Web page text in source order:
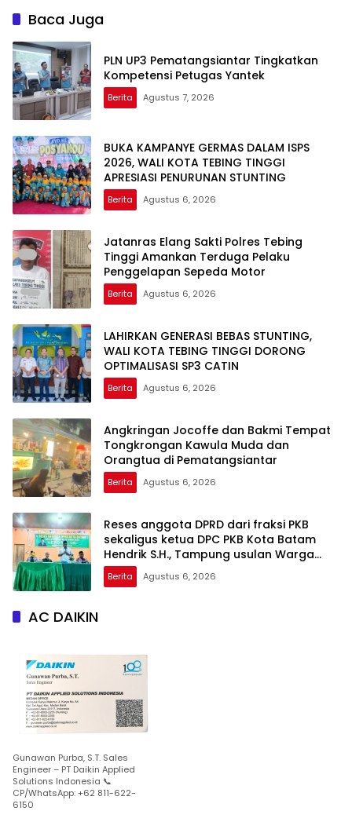
Baca Juga
PLN UP3 Pematangsiantar Tingkatkan
Kompetensi Petugas Yantek
Berita Agustus 7, 2026
BUKA KAMPANYE GERMAS DALAM ISPS
2026, WALI KOTA TEBING TINGGI
APRESIASI PENURUNAN STUNTING
Berita Agustus 6, 2026
Jatanras Elang Sakti Polres Tebing
Tinggi Amankan Terduga Pelaku
Penggelapan Sepeda Motor
Berita Agustus 6, 2026
LAHIRKAN GENERASI BEBAS STUNTING,
WALI KOTA TEBING TINGGI DORONG
OPTIMALISASI SP3 CATIN
Berita Agustus 6, 2026
Angkringan Jocoffe dan Bakmi Tempat
Tongkrongan Kawula Muda dan
Orangtua di Pematangsiantar
Berita Agustus 6, 2026
Reses anggota DPRD dari fraksi PKB
sekaligus ketua DPC PKB Kota Batam
Hendrik S.H., Tampung usulan Warga
Patam Indah Minta Jalan, Ambulans, dan
Sarana Olahraga
Berita Agustus 6, 2026
AC DAIKIN
Gunawan Purba, S.T. Sales
Engineer – PT Daikin Applied
Solutions Indonesia 📞
CP/WhatsApp: +62 811-622-
6150